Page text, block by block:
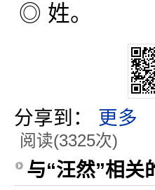
◎ 姓。
分享到： 更多
阅读(3325次)
与“汪然”相关